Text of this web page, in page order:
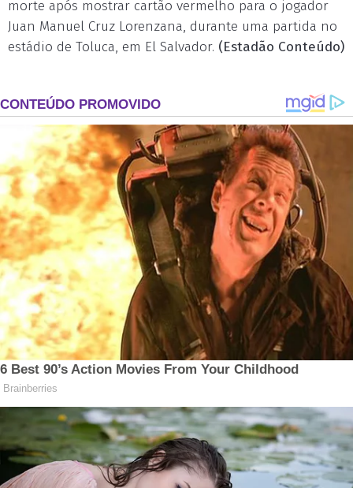
morte após mostrar cartão vermelho para o jogador
Juan Manuel Cruz Lorenzana, durante uma partida no
estádio de Toluca, em El Salvador. (Estadão Conteúdo)